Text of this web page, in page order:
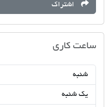
اشتراک
ساعت کاریاتحادیه صنف
شنبه
یک شنبه